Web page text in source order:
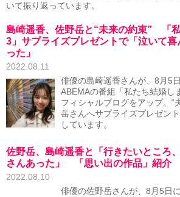
いて振り返っています。
島崎遥香、佐野岳と“未来の約束” 「
3」サプライズプレゼントで「泣いて
った」
2022.08.11
俳優の島崎遥香さんが、8月5
ABEMAの番組「私たち結婚し
フィシャルブログをアップ。“
岳さんへサプライズプレゼン
しています。
佐野岳、島崎遥香と「行きたいところ
さんあった」 「思い出の作品」紹介
2022.08.10
俳優の佐野岳さんが、8月5日